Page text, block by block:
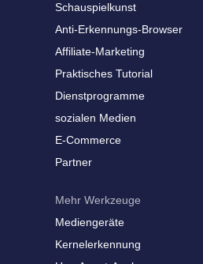
Schauspielkunst
Anti-Erkennungs-Browser
Affiliate-Marketing
Praktisches Tutorial
Dienstprogramme
sozialen Medien
E-Commerce
Partner
Mehr Werkzeuge
Mediengeräte
Kernelerkennung